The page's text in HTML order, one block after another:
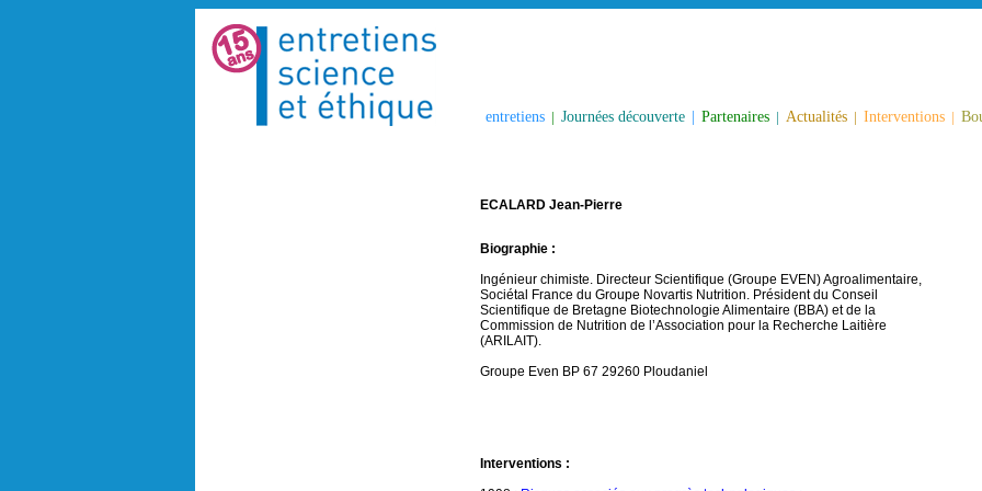
entretiens | Journées découverte Partenaires | Actualités | Interventions |
ECALARD Jean-Pierre
Biographie :
Ingénieur chimiste. Directeur Scientifique (Groupe EVEN) Agroalimentaire,
Sociétal France du Groupe Novartis Nutrition. Président du Conseil
Scientifique de Bretagne Biotechnologie Alimentaire (BBA) et de la
Commission de Nutrition de l’Association pour la Recherche Laitière
(ARILAIT).
Groupe Even BP 67 29260 Ploudaniel
Interventions :